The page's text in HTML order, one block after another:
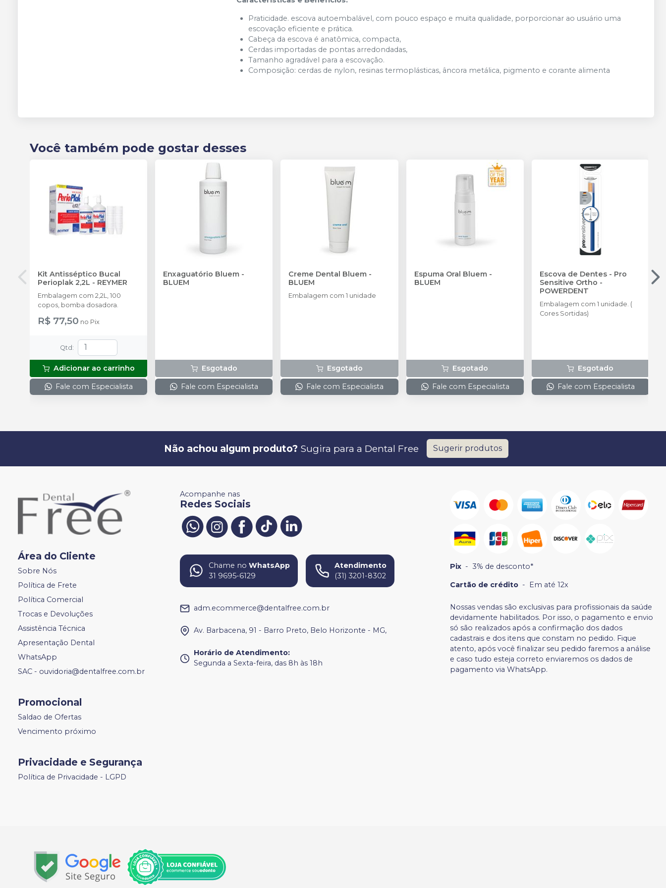
Praticidade. escova autoembalável, com pouco espaço e muita qualidade, porporcionar ao usuário uma
escovação eficiente e prática.
Cabeça da escova é anatômica, compacta,
Cerdas importadas de pontas arredondadas,
Tamanho agradável para a escovação.
Composição: cerdas de nylon, resinas termoplásticas, âncora metálica, pigmento e corante alimenta
Você também pode gostar desses
Kit Antisséptico Bucal
Perioplak 2,2L - REYMER
Embalagem com 2,2L, 100
copos, bomba dosadora.
R$ 77,50 no Pix
Qtd :
Adicionar ao carrinho
Fale com Especialista
Enxaguatório Bluem -
BLUEM
Esgotado
Fale com Especialista
Creme Dental Bluem -
BLUEM
Embalagem com 1 unidade
Esgotado
Fale com Especialista
Espuma Oral Bluem-
BLUEM
Esgotado
Fale com Especialista
Escova de Dentes - Pro
Sensitive Ortho -
POWERDENT
Embalagem com 1 unidade. (
Cores Sortidas)
Esgotado
Fale com Especialista
Não achou algum produto? Sugira para a Dental Free Sugerir produtos
Área do Cliente
Sobre Nós
Política de Frete
Política Comercial
Trocas e Devoluções
Assistência Técnica
Apresentação Dental
WhatsApp
SAC - ouvidoria@dentalfree.com.br
Promocional
Saldao de Ofertas
Vencimento próximo
Privacidade e Segurança
Política de Privacidade - LGPD
Acompanhe nas
Redes Sociais
Chame no WhatsApp
31 9695-6129
Atendimento
(31) 3201-8302
adm.ecommerce@dentalfree.com.br
Av. Barbacena, 91 - Barro Preto, Belo Horizonte - MG,
Horário de Atendimento:
Segunda a Sexta-feira, das 8h às 18h
Pix - 3% de desconto*
Cartão de crédito - Em até 12x
Nossas vendas são exclusivas para profissionais da saúde
devidamente habilitados. Por isso, o pagamento e envio
só são realizados após a confirmação dos dados
cadastrais e dos itens que constam no pedido. Fique
atento, após você finalizar seu pedido faremos a análise
e caso tudo esteja correto enviaremos os dados de
pagamento via WhatsApp.